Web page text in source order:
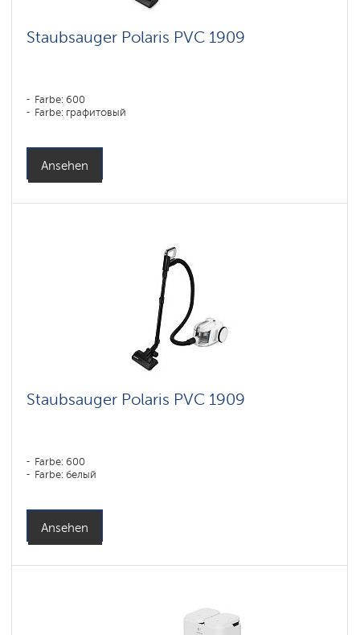
Staubsauger Polaris PVC 1909
Farbe: 600
Farbe: графитовый
Ansehen
Staubsauger Polaris PVC 1909
Farbe: 600
Farbe: белый
Ansehen